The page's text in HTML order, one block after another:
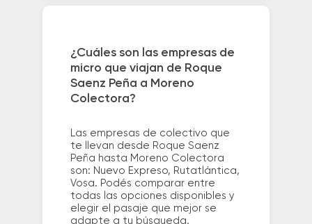
¿Cuáles son las empresas de
micro que viajan de Roque
Saenz Peña a Moreno
Colectora?
Las empresas de colectivo que
te llevan desde Roque Saenz
Peña hasta Moreno Colectora
son: Nuevo Expreso, Rutatlántica,
Vosa. Podés comparar entre
todas las opciones disponibles y
elegir el pasaje que mejor se
adapte a tu búsqueda.